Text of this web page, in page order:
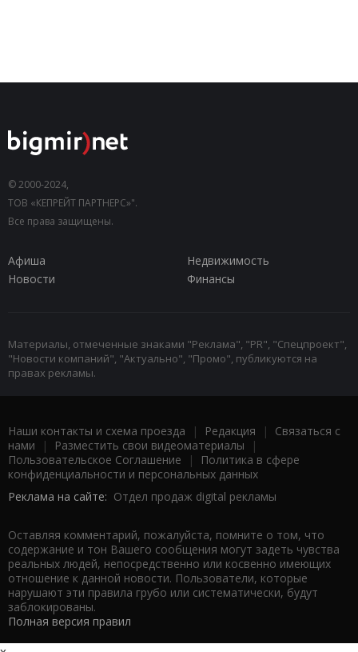
© 2000-2024,
ТОВ «КЕПРЕЙТ ПАРТНЕРС»".
Все права защищены.
Афиша
Недвижимость
Новости
Финансы
Материалы, отмеченные знаками "Реклама", "PR", "Спецпроект",
"Новости компаний", "Актуально", "Промо", публикуются на
правах рекламы.
Наши контакты и схема проезда | Редакция | Связаться с
нами | Разместить свои видеоматериалы |
Пользовательское Соглашение |
Политика в сфере
конфиденциальности и персональных данных
Реклама на сайте: Отдел продаж digital рекламы
Оставляя комментарий, пожалуйста, помните о том, что
содержание и тон Вашего сообщения могут задеть чувства
реальных людей, непосредственно или косвенно имеющих
отношение к данной новости. Пользователи, которые
нарушают эти правила грубо или систематически, будут
заблокированы.
Полная версия правил